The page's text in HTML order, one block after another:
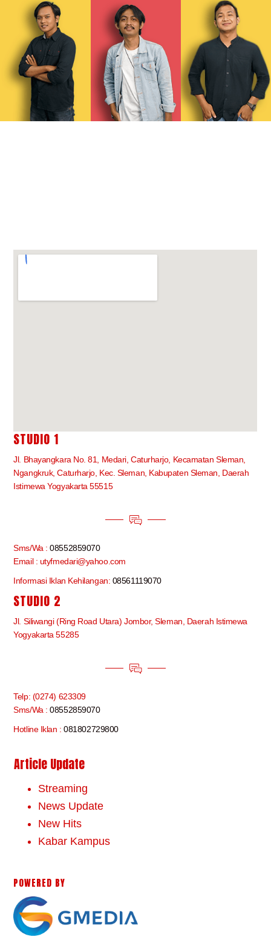
STUDIO 1
Jl. Bhayangkara No. 81, Medari, Caturharjo, Kecamatan Sleman,
Ngangkruk, Caturharjo, Kec. Sleman, Kabupaten Sleman, Daerah
Istimewa Yogyakarta 55515
Sms/Wa :08552859070
Email : utyfmedari@yahoo.com
Informasi Iklan Kehilangan: 08561119070
STUDIO 2
Jl. Siliwangi (Ring Road Utara) Jombor, Sleman, Daerah Istimewa
Yogyakarta 55285
Telp: (0274) 623309
Sms/Wa :08552859070
Hotline Iklan :081802729800
Article Update
Streaming
News Update
New Hits
Kabar Kampus
POWERED BY